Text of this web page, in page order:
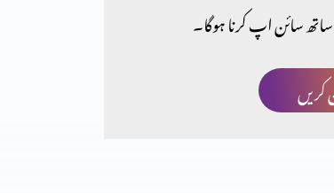
سائن اپ کرنا ہوگا۔